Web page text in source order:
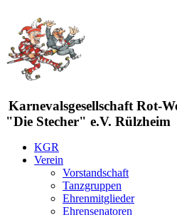
Karnevalsgesellschaft Rot-
"Die Stecher" e.V. Rülzheim
KGR
Verein
Vorstandschaft
Tanzgruppen
Ehrenmitglieder
Ehrensenatoren